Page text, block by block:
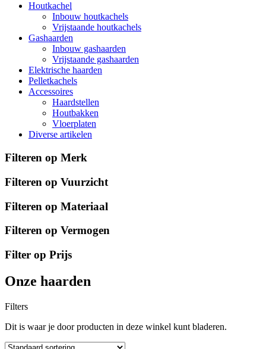
Houtkachel
Inbouw houtkachels
Vrijstaande houtkachels
Gashaarden
Inbouw gashaarden
Vrijstaande gashaarden
Elektrische haarden
Pelletkachels
Accessoires
Haardstellen
Houtbakken
Vloerplaten
Diverse artikelen
Filteren op Merk
Filteren op Vuurzicht
Filteren op Materiaal
Filteren op Vermogen
Filter op Prijs
Onze haarden
Filters
Dit is waar je door producten in deze winkel kunt bladeren.